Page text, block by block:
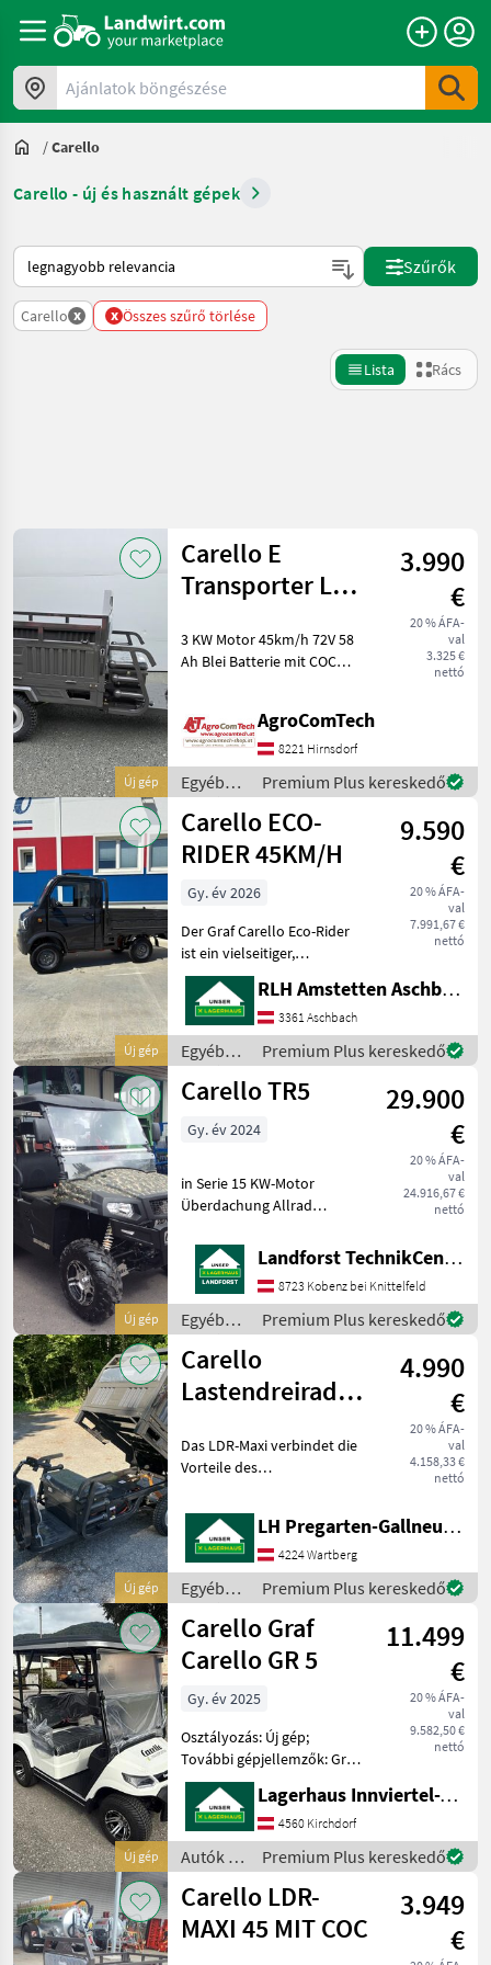
Ajánlatok böngészése
/Carello
Carello - új és használt gépek
Így van sorba rendezve a Landwirt.com-on
Szűrők
Carello x x Összes szűrő törlése
Lista Rács
Kategória 1 Ország Szűrők
AKTUÁLIS
ÚTVONAL
Carello
KATEGÓRIA
KIVÁLASZTÁSA
Személygépkocsi/Tehergépkocsi/Moped
10
Mezőgazdasági gépek/eszközök
8
MARKETPLACE
Marketplace
Kereskedői
ajánlatok
Apróhirdetések
Visszaállítás
megjelenítése
Új gép
Carello E
Transporter LDR
3.990
€
20 % ÁFA-
val
3.325 €
nettó
3 KW Motor 45km/h 72V 58
Ah Blei Batterie mit COC
mezőgazdasági erőgépek
Egyéb mezőgazdasági
haszonjárművek
AgroComTech
8221 Hirnsdorf
Egyéb
mezőgazdasági
erőgépek
/ Carello
Premium Plus kereskedő
Új gép
Carello ECO-
RIDER 45KM/H
9.590
€
20 % ÁFA-
val
7.991,67 €
nettó
Gy. év 2026
Der Graf Carello Eco-Rider
ist ein vielseitiger,
geschlossener E-
Transporter, der sich ideal
für den Betrieb auf
Betriebsgeländen, in
Städten und in der
Landwirtscha
RLH Amstetten Aschbach
3361 Aschbach
Egyéb
mezőgazdasági
erőgépek
Premium Plus kereskedő
Új gép
Carello TR5
29.900
€
20 % ÁFA-
val
24.916,67 €
nettó
Gy. év 2024
in Serie 15 KW-Motor
Überdachung Allrad
Camouflage
Anhängevorrichtung Um
Ihnen unnötige Wartezeiten
oder Wegstrecken zu
ersparen, bitten
Landforst TechnikCenter Knittelfeld
8723 Kobenz bei Knittelfeld
Egyéb
mezőgazdasági
erőgépek
/ Carello
Premium Plus kereskedő
Új gép
Carello
Lastendreirad
4.990
€
20 % ÁFA-
val
4.158,33 €
nettó
Das LDR-Maxi verbindet die
Vorteile des
mit den Vorzügen eines
klassischen
Pritschenwagens. In den
Abmessungen und in der
Bedienung weiterhin
LH Pregarten-Gallneukirchen, Pregarten
4224 Wartberg
Egyéb
mezőgazdasági
erőgépek
/ Carello
Premium Plus kereskedő
Új gép
Carello Graf
Carello GR 5
11.499
€
20 % ÁFA-
val
9.582,50 €
nettó
Gy. év 2025
Osztályozás: Új gép;
További gépjellemzők: Graf
Carello TR5 elektromos
jármű Elektromos
meghajtás 5 KW/ 48V
Személyszállítás 25 km/h-ig
Akár 115 km hatótávolság
Cél
Lagerhaus Innviertel-Traunviertel-Urfahr eGen, Kirchdorf
4560 Kirchdorf
Autók /
Motorkerékpárok
/ Carello
Premium Plus kereskedő
Carello LDR-
MAXI 45 MIT COC
3.949
€